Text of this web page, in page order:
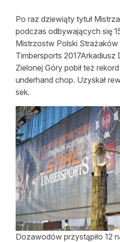
Edukacja
Lasy prywatne
O nas
Prenumerata
Reklama
Zostań autorem
Archiwum
Kontakt
Po raz dziewiąty tytuł
podczas odbywających się
Mistrzostw Polski
Timbersports 2017Arkadiusz
Zielonej Góry pobił też
underhand chop. Uzyskał
sek.
Dozawodów przystąpiło 12